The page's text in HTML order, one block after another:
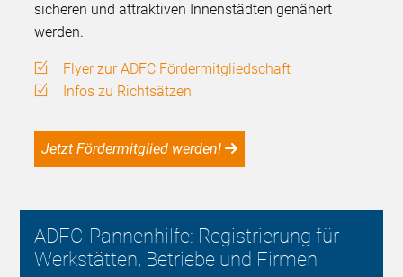
sicheren und attraktiven Innenstädten genähert
werden.
Flyer zur ADFC Fördermitgliedschaft
Infos zu Richtsätzen
Jetzt Fördermitglied werden!
ADFC-Pannenhilfe: Registrierung für
Werkstätten, Betriebe und Firmen